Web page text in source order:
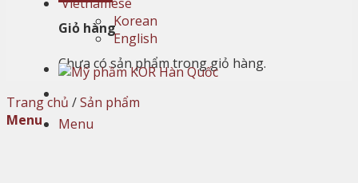
Giỏ hàng
Chưa có sản phẩm trong giỏ hàng.
Menu
Korean
English
Trang chủ /Sản phẩm
Menu